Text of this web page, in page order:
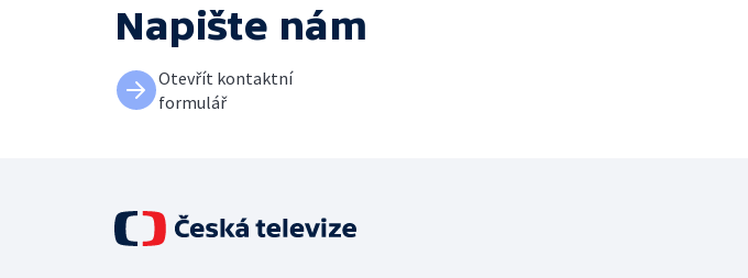
Napište nám
Otevřít kontaktní
formulář